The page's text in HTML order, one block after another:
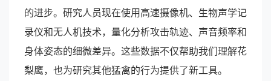
的进步。研究人员现在使用高速摄像机、生物声学记
录仪和无人机技术，量化分析攻击轨迹、声音频率和
身体姿态的细微差异。这些数据不仅帮助我们理解花
梨鹰，也为研究其他猛禽的行为提供了新工具。